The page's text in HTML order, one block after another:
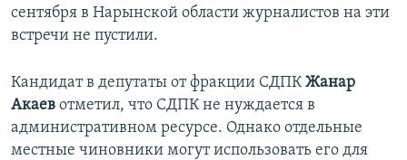
сентября в Нарынской области журналистов на эти
встречи не пустили.
Кандидат в депутаты от фракции СДПКЖанар
Акаев отметил, что СДПК не нуждается в
административном ресурсе. Однако отдельные
местные чиновники могут использовать его для